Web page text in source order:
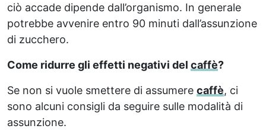
ciò accade dipende dall’organismo. In generale
potrebbe avvenire entro 90 minuti dall’assunzione
di zucchero.
Come ridurre gli effetti negativi del caffè?
Se non si vuole smettere di assumere caffè, ci
sono alcuni consigli da seguire sulle modalità di
assunzione.